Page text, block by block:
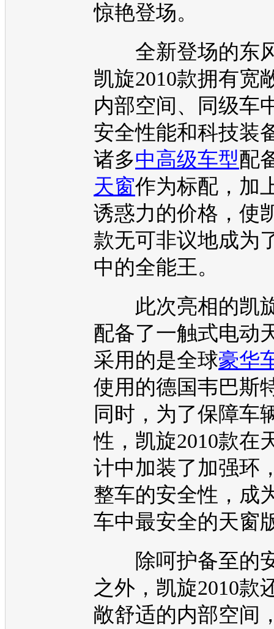
惊艳登场。
全新登场的东
凯旋2010款拥有宽
内部空间、同级车
安全性能和科技装
诸多中高级车型配
天窗作为标配，加
诱惑力的价格，使
款无可非议地成为
中的全能王。
此次亮相的凯
配备了一触式电动
采用的是全球豪华
使用的德国韦巴斯
同时，为了保障车
性， 凯旋2010款在
计中加装了加强环
整车的安全性，成
车中最安全的天窗
除呵护备至的
之外， 凯旋2010款
敞舒适的内部空间